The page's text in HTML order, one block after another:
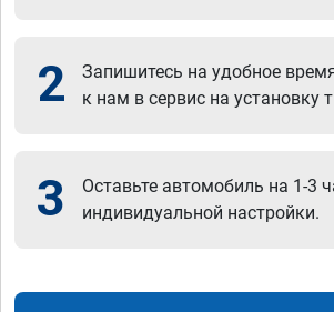
2
Запишитесь на удобное
к нам в сервис на установку
3
Оставьте автомобиль на 1-3
индивидуальной настройки.